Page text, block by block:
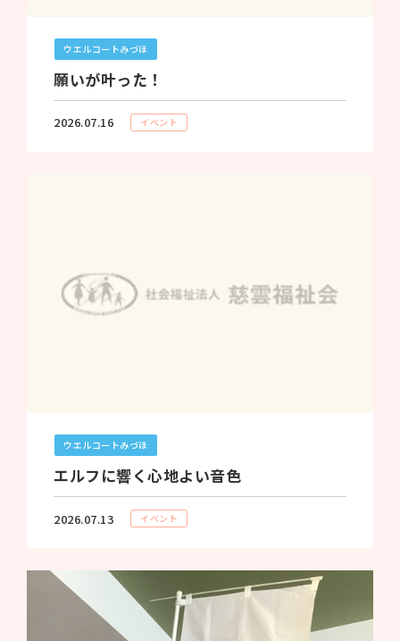
ウエルコートみづほ
願いが叶った！
2026.07.16 イベント
ウエルコートみづほ
エルフに響く心地よい音色
2026.07.13 イベント